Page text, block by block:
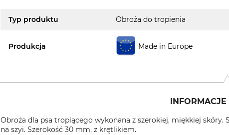
Typ produktu Obroża do tropienia
Produkcja Made in Europe
Obroża dla psa tropiącego wykonana z szerokiej, miękkiej
na szyi. Szerokość 30 mm, z krętlikiem.